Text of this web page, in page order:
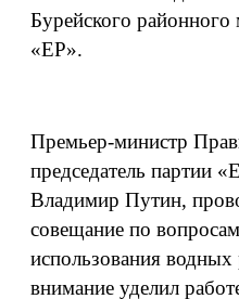
Бурейского районного
«ЕР».
Премьер-министр
председатель партии
Владимир Путин,
совещание по
использования водных
внимание уделил